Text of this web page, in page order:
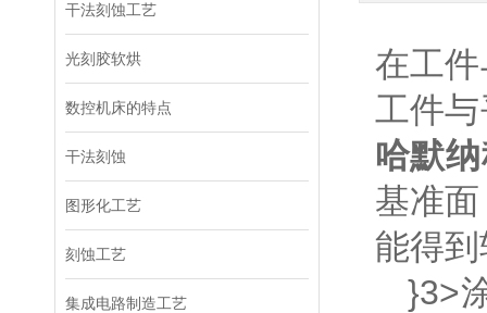
干法刻蚀工艺
光刻胶软烘
数控机床的特点
干法刻蚀
图形化工艺
刻蚀工艺
集成电路制造工艺
在工
工件
哈默
基准
能得
}3>